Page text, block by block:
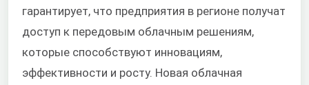
гарантирует, что предприятия в регионе получат
доступ к передовым облачным решениям,
которые способствуют инновациям,
эффективности и росту. Новая облачная